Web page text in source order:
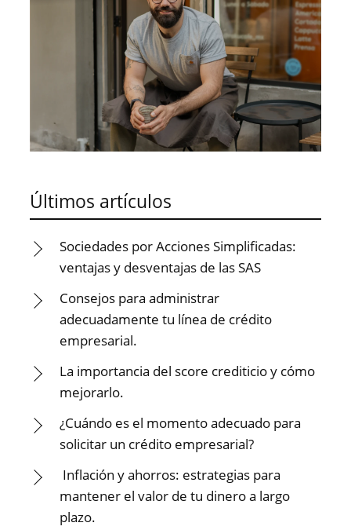
Últimos artículos
Sociedades por Acciones Simplificadas:
ventajas y desventajas de las SAS
Consejos para administrar
adecuadamente tu línea de crédito
empresarial.
La importancia del score crediticio y cómo
mejorarlo.
¿Cuándo es el momento adecuado para
solicitar un crédito empresarial?
Inflación y ahorros: estrategias para
mantener el valor de tu dinero a largo
plazo.